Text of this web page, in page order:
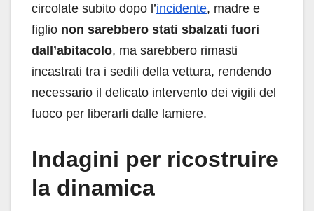
circolate subito dopo l’incidente, madre e
figlio non sarebbero stati sbalzati fuori
dall’abitacolo, ma sarebbero rimasti
incastrati tra i sedili della vettura, rendendo
necessario il delicato intervento dei vigili del
fuoco per liberarli dalle lamiere.
Indagini per ricostruire
la dinamica